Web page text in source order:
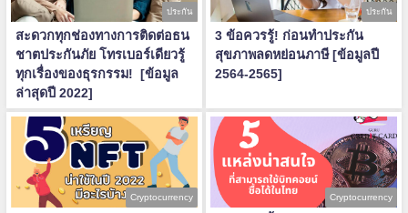
ประกัน
สะดวกทุกช่องทางการติดต่อธน
ชาตประกันภัย โทรเบอร์เดียวรู้
ทุกเรื่องของธุรกรรม! [ข้อมูล
ล่าสุดปี 2022]
ประกัน
3 ข้อควรรู้! ก่อนทำประกัน
สุขภาพลดหย่อนภาษี [ข้อมูลปี
2564-2565]
Cryptocurrency Cryptocurrency